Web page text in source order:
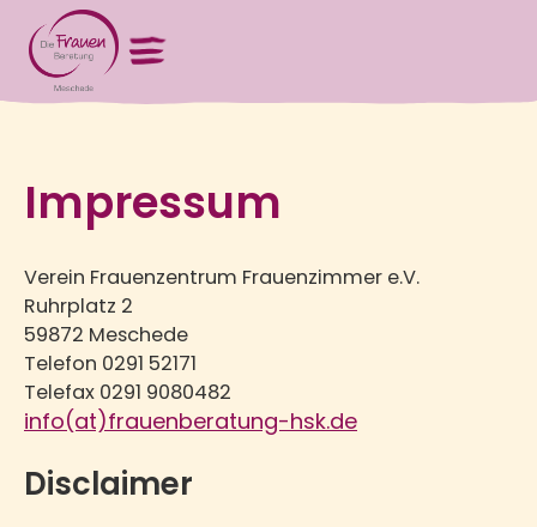
Impressum
Verein Frauenzentrum Frauenzimmer e.V.
Ruhrplatz 2
59872 Meschede
Telefon 0291 52171
Telefax 0291 9080482
info(at)frauenberatung-hsk.de
Disclaimer